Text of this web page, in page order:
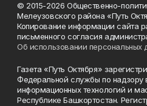
© 2015-2026 Общественно-
Мелеузовского района «Путь
Копирование информации сайта
письменного согласия
Об использовании персональных
Газета «Путь Октября»
Федеральной службы по надзору
информационных технологий и
Республике Башкортостан.